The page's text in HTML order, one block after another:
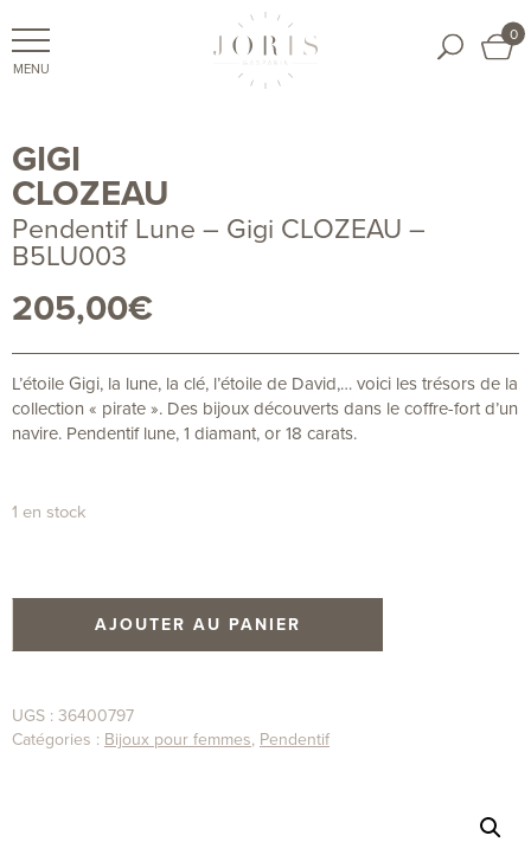
0
GIGI
CLOZEAU
Pendentif Lune – Gigi CLOZEAU –
B5LU003
205,00€
L’étoile Gigi, la lune, la clé, l’étoile de David,… voici les trésors de la
collection « pirate ». Des bijoux découverts dans le coffre-fort d’un
navire. Pendentif lune, 1 diamant, or 18 carats.
1 en stock
AJOUTER AU PANIER
UGS : 36400797
Catégories : Bijoux pour femmes, Pendentif